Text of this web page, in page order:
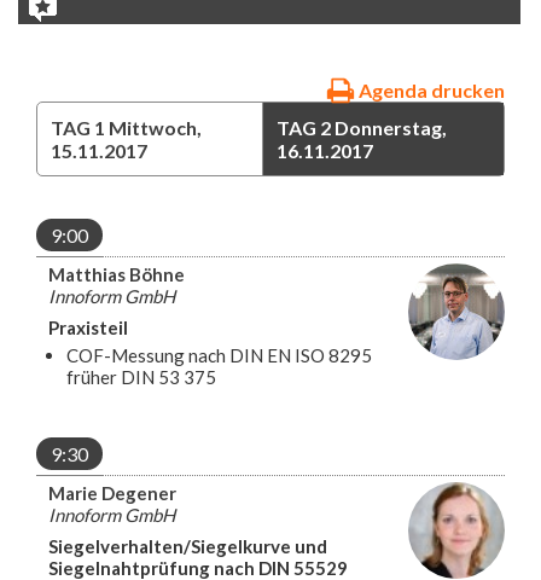
Agenda drucken
TAG 1 Mittwoch,
15.11.2017
TAG 2 Donnerstag,
16.11.2017
9:00
Matthias Böhne
Innoform GmbH
Praxisteil
COF-Messung nach DIN EN ISO 8295
früher DIN 53 375
9:30
Marie Degener
Innoform GmbH
Siegelverhalten/Siegelkurve und
Siegelnahtprüfung nach DIN 55529